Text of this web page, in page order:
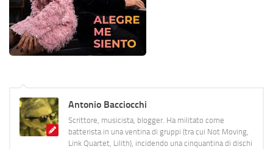
Antonio Bacciocchi
Scrittore, musicista, blogger. Ha militato come
batterista in una ventina di gruppi (tra cui Not Moving,
Link Quartet, Lilith), incidendo una cinquantina di dischi